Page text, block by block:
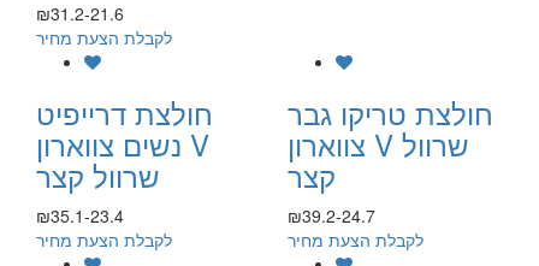
₪31.2-21.6
לקבלת הצעת מחיר
חולצת טריקו גבר
צווארון V שרוול
קצר
₪39.2-24.7
לקבלת הצעת מחיר
חולצת דרייפיט
נשים צווארון V
שרוול קצר
₪35.1-23.4
לקבלת הצעת מחיר